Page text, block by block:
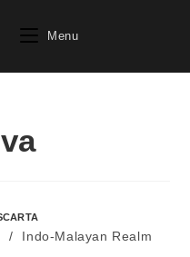
Menu
/
Indo-Malayan Realm